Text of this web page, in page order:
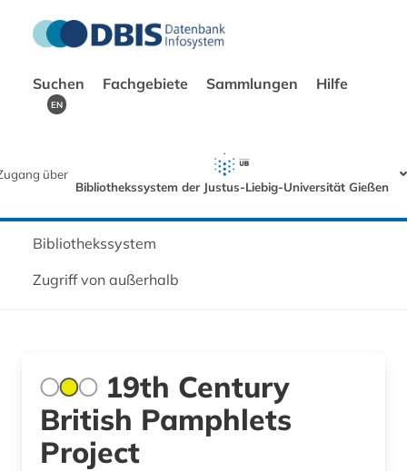
Suchen Fachgebiete Sammlungen Hilfe
EN
über
Bibliothekssystem der Justus-Liebig-Universität Gießen
Bibliothekssystem
Zugriff von außerhalb
19th Century
British Pamphlets
Project